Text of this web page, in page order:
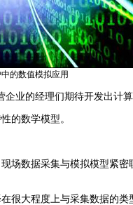
的数值模拟应用
的经理们期待开发出计算
的数学模型。
数据采集与模拟模型紧密
大程度上与采集数据的类